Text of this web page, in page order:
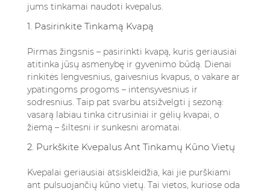
jums tinkamai naudoti kvepalus.
1. Pasirinkite Tinkamą Kvapą
Pirmas žingsnis – pasirinkti kvapą, kuris geriausiai
atitinka jūsų asmenybę ir gyvenimo būdą. Dienai
rinkitės lengvesnius, gaivesnius kvapus, o vakare ar
ypatingoms progoms – intensyvesnius ir
sodresnius. Taip pat svarbu atsižvelgti į sezoną:
vasarą labiau tinka citrusiniai ir gėlių kvapai, o
žiemą – šiltesni ir sunkesni aromatai.
2. Purkškite Kvepalus Ant Tinkamų Kūno Vietų
Kvepalai geriausiai atsiskleidžia, kai jie purškiami
ant pulsuojančių kūno vietų. Tai vietos, kuriose oda